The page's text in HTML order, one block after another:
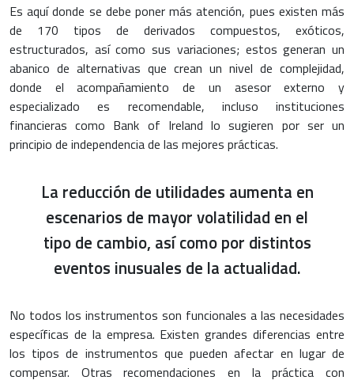
Es aquí donde se debe poner más atención, pues existen más
de 170 tipos de derivados compuestos, exóticos,
estructurados, así como sus variaciones; estos generan un
abanico de alternativas que crean un nivel de complejidad,
donde el acompañamiento de un asesor externo y
especializado es recomendable, incluso instituciones
financieras como Bank of Ireland lo sugieren por ser un
principio de independencia de las mejores prácticas.
La reducción de utilidades aumenta en
escenarios de mayor volatilidad en el
tipo de cambio, así como por distintos
eventos inusuales de la actualidad.
No todos los instrumentos son funcionales a las necesidades
específicas de la empresa. Existen grandes diferencias entre
los tipos de instrumentos que pueden afectar en lugar de
compensar. Otras recomendaciones en la práctica con